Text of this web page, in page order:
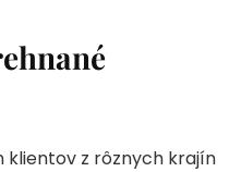
z rôznych krajín